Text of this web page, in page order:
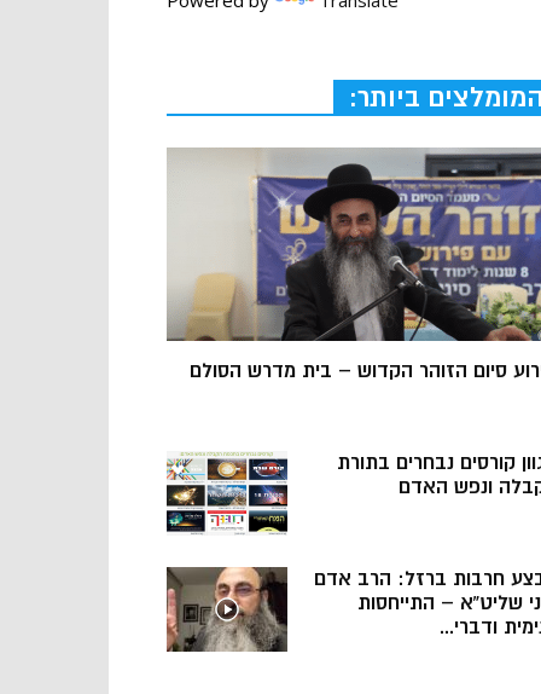
המומלצים ביותר:
סיום הזוהר הקדוש – בית מדרש הסולם
קורסים נבחרים בתורת
ונפש האדם
חרבות ברזל: הרב אדם
שליט”א – התייחסות
ודברי...